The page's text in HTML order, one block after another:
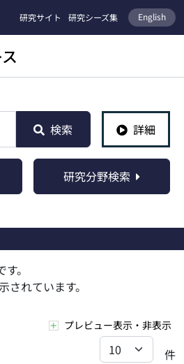
研究サイト 研究シーズ集 English
検索 詳細
研究分野検索
。
れています。
プレビュー表示・非表示
件